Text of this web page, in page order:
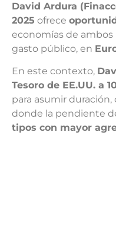
David Ardura
2025 ofrece
economías de
gasto público, en
En este contexto,
Tesoro de EE.UU. a
para asumir
donde la pendiente
tipos con mayor